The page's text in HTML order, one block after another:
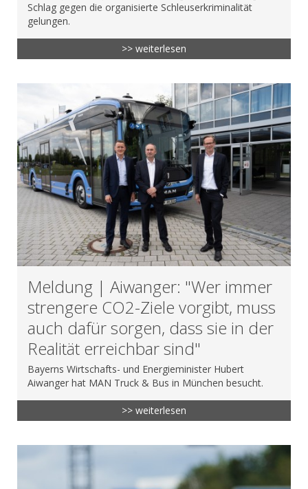
Schlag gegen die organisierte Schleuserkriminalität
gelungen.
>> weiterlesen
Meldung | Aiwanger: "Wer immer
strengere CO2-Ziele vorgibt, muss
auch dafür sorgen, dass sie in der
Realität erreichbar sind"
Bayerns Wirtschafts- und Energieminister Hubert
Aiwanger hat MAN Truck & Bus in München besucht.
>> weiterlesen